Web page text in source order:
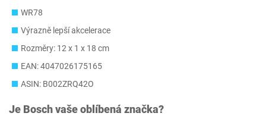
WR78
Výrazně lepší akcelerace
Rozměry: 12 x 1 x 18 cm
EAN: 4047026175165
ASIN: B002ZRQ42O
Je Boschvaše oblíbená značka?